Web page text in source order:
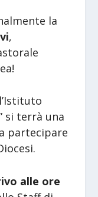
la
,
si terrà una
partecipare
alle ore